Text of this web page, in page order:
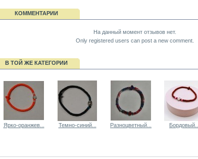
КОММЕНТАРИИ
На данный момент отзывов нет.
Only registered users can post a new comment.
В ТОЙ ЖЕ КАТЕГОРИИ
Ярко-оранжев... Темно-синий... Разноцветный... Бордовый...